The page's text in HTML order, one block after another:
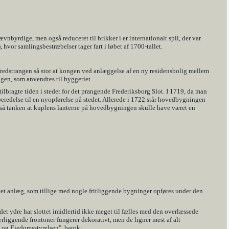
men også reduceret til brikker i er internationalt spil, der var
hvor samlingsbestræbelser tager fart i løbet af 1700-tallet.
så stor at kongen ved anlæggelse af en ny residensbolig mellem
som anvendtes til byggeriet.
tiden i stedet for det prangende Frederiksborg Slot. I 1719, da man
til en nyopførelse på stedet. Allerede i 1722 står hovedbygningen
tanken at kuplens lanterne på hovedbygningen skulle have været en
anlæg, som tillige med nogle fritliggende bygninger opføres under den
ydre har slottet imidlertid ikke meget til fælles med den overlæssede
frontoner fungerer dekorativt, men de ligner mest af alt